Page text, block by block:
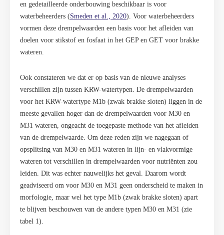
en gedetailleerde onderbouwing beschikbaar is voor
waterbeheerders (Smeden et al., 2020). Voor waterbeheerders
vormen deze drempelwaarden een basis voor het afleiden van
doelen voor stikstof en fosfaat in het GEP en GET voor brakke
wateren.
Ook constateren we dat er op basis van de nieuwe analyses
verschillen zijn tussen KRW-watertypen. De drempelwaarden
voor het KRW-watertype M1b (zwak brakke sloten) liggen in de
meeste gevallen hoger dan de drempelwaarden voor M30 en
M31 wateren, ongeacht de toegepaste methode van het afleiden
van de drempelwaarde. Om deze reden zijn we nagegaan of
opsplitsing van M30 en M31 wateren in lijn- en vlakvormige
wateren tot verschillen in drempelwaarden voor nutriënten zou
leiden. Dit was echter nauwelijks het geval. Daarom wordt
geadviseerd om voor M30 en M31 geen onderscheid te maken in
morfologie, maar wel het type M1b (zwak brakke sloten) apart
te blijven beschouwen van de andere typen M30 en M31 (zie
tabel 1).